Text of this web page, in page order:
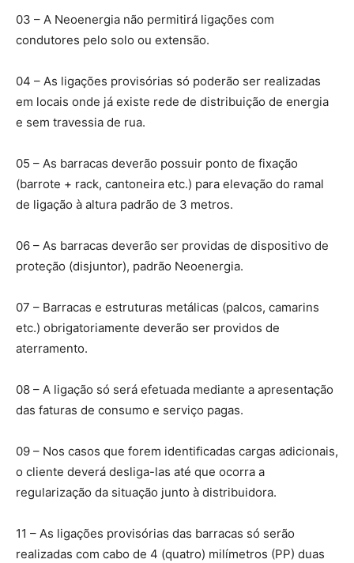
03 – A Neoenergia não permitirá ligações com
condutores pelo solo ou extensão.
04 – As ligações provisórias só poderão ser realizadas
em locais onde já existe rede de distribuição de energia
e sem travessia de rua.
05 – As barracas deverão possuir ponto de fixação
(barrote + rack, cantoneira etc.) para elevação do ramal
de ligação à altura padrão de 3 metros.
06 – As barracas deverão ser providas de dispositivo de
proteção (disjuntor), padrão Neoenergia.
07 – Barracas e estruturas metálicas (palcos, camarins
etc.) obrigatoriamente deverão ser providos de
aterramento.
08 – A ligação só será efetuada mediante a apresentação
das faturas de consumo e serviço pagas.
09 – Nos casos que forem identificadas cargas adicionais,
o cliente deverá desliga-las até que ocorra a
regularização da situação junto à distribuidora.
11 – As ligações provisórias das barracas só serão
realizadas com cabo de 4 (quatro) milímetros (PP) duas